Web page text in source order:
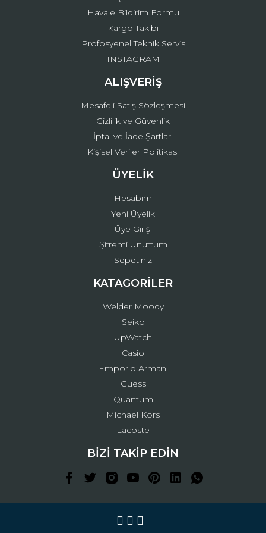
Gönder
Havale Bildirim Formu
Kargo Takibi
Profosyenel Teknik Servis
INSTAGRAM
ALIŞVERİŞ
Mesafeli Satış Sözleşmesi
Gizlilik ve Güvenlik
İptal ve İade Şartları
Kişisel Veriler Politikası
ÜYELİK
Hesabım
Yeni Üyelik
Üye Girişi
Şifremi Unuttum
Sepetiniz
KATAGORİLER
Welder Moody
Seiko
UpWatch
Casio
Emporio Armani
Guess
Quantum
Michael Kors
Lacoste
BİZİ TAKİP EDİN